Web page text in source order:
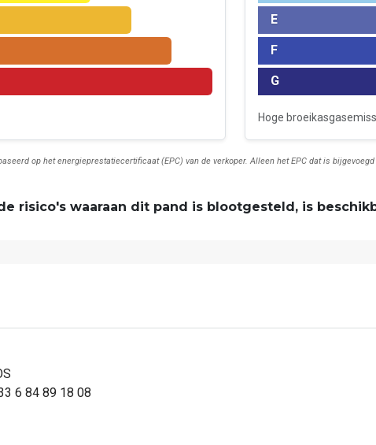
E
F
G
Hoge
op het energieprestatiecertificaat (EPC) van de verkoper. Alleen het EPC dat is
risico's waaraan dit pand is blootgesteld, is
6 84 89 18 08